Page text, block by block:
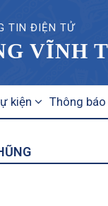
TIN ĐIỆN TỬ
VĨNH
kiện Thông báo